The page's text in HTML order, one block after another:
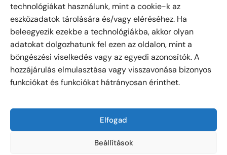
technológiákat használunk, mint a cookie-k az
eszközadatok tárolására és/vagy eléréséhez. Ha
beleegyezik ezekbe a technológiákba, akkor olyan
adatokat dolgozhatunk fel ezen az oldalon, mint a
böngészési viselkedés vagy az egyedi azonosítók. A
hozzájárulás elmulasztása vagy visszavonása bizonyos
funkciókat és funkciókat hátrányosan érinthet.
Elfogad
Beállítások
Szabadalmi védjegy oltalom alatt áll. (azonosító
szám: 223 798) Az oldalon megjelent írásokat és
fényképeket a szerzői jogról szóló 1999. évi LXXVI.
törvény értelmében Csanádyné Soós Brigitta
személyes engedélye nélkül máshol közzétenni tilos.
sorát tüntetik fel, majd a folytatásért az oldalra
kattintva jut el az olvasó!
Madmazel Holistic Beauty © 2026 Minden jog